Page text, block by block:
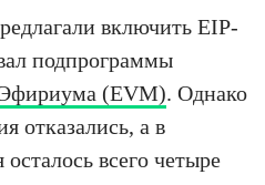
включить EIP-
подпрограммы
(EVM). Однако
отказались, а в
всего четыре